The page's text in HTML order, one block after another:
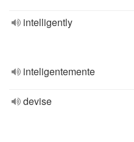
intelligently
inteligentemente
devise